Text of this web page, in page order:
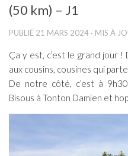
(50 km) – J1
PUBLIÉ 21 MARS 2024 · MIS À
Ça y est, c’est le grand jour
aux cousins, cousines qui
De notre côté, c’est à
Bisous à Tonton Damien et